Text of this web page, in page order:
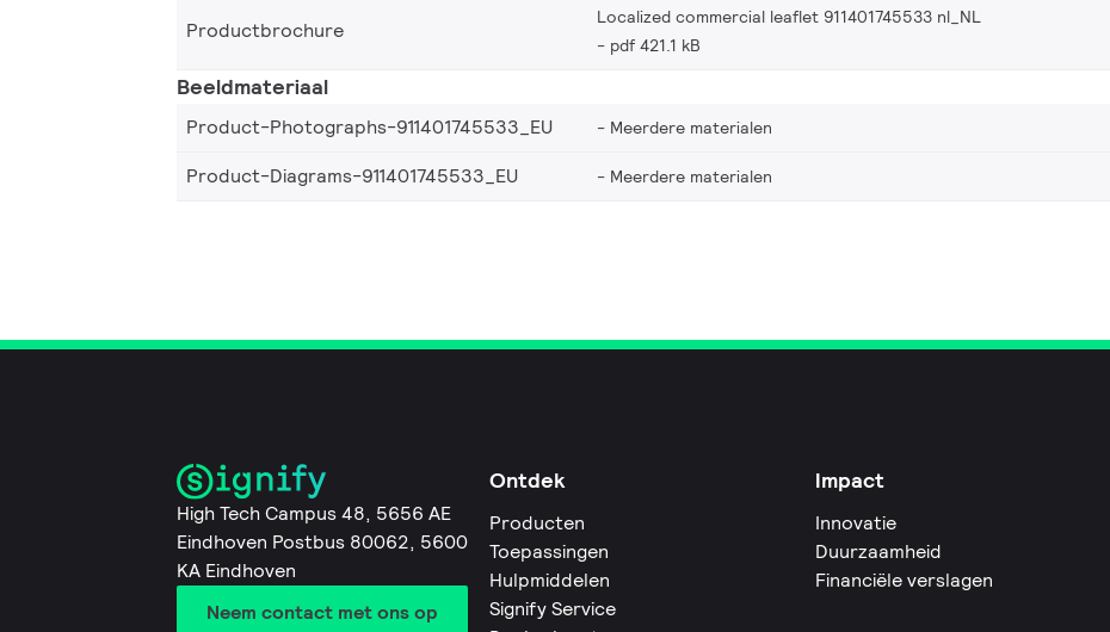
Productbrochure
Localized commercial leaflet 911401745533 nl_NL
pdf 421.1 kB
Beeldmateriaal
Product-Photographs-911401745533_EU Meerdere materialen
Product-Diagrams-911401745533_EU
Meerdere materialen
High Tech Campus 48, 5656 AE
Eindhoven Postbus 80062, 5600
KA Eindhoven
Neem contact met ons op
Ontdek
Producten
Toepassingen
Hulpmiddelen
Signify Service
Impact
Innovatie
Duurzaamheid
Financiële verslagen